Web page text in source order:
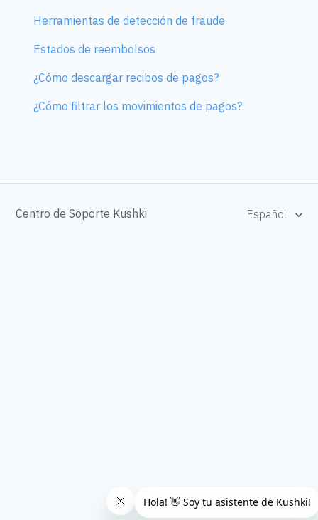
Herramientas de detección de fraude
Estados de reembolsos
¿Cómo descargar recibos de pagos?
¿Cómo filtrar los movimientos de pagos?
Centro de Soporte Kushki Español